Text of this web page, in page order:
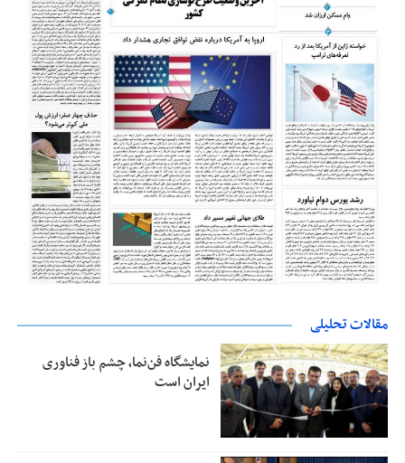
مقالات تحلیلی
نمایشگاه فن‌نما، چشم باز فناوری
ایران است